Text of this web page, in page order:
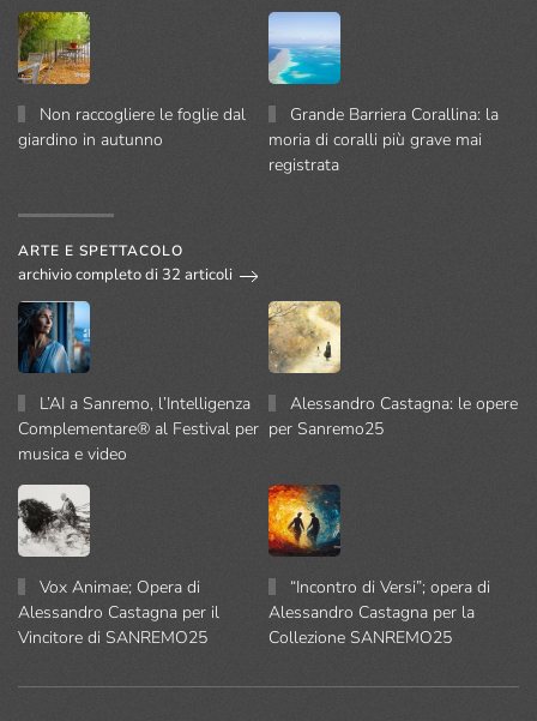
Non raccogliere le foglie dal
giardino in autunno
Grande Barriera Corallina: la
moria di coralli più grave mai
registrata
ARTE E SPETTACOLO
archivio completo di 32 articoli
L’AI a Sanremo, l’Intelligenza
Complementare® al Festival per
musica e video
Alessandro Castagna: le opere
per Sanremo25
Vox Animae; Opera di
Alessandro Castagna per il
Vincitore di SANREMO25
“Incontro di Versi”; opera di
Alessandro Castagna per la
Collezione SANREMO25